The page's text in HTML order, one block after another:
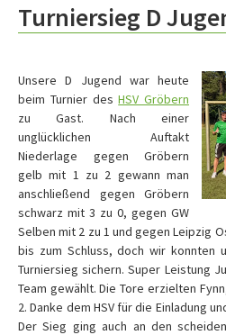
Turniersieg D
Unsere D Jugend war heute
beim Turnier desHSV Gröbern
zu Gast. Nach einer
unglücklichen Auftakt
Niederlage gegen Gröbern
gelb mit 1 zu 2 gewann man
anschließend gegen Gröbern
schwarz mit 3 zu 0, gegen GW
Selben mit 2 zu 1 und gegen Leipzig
bis zum Schluss, doch wir konnten
Turniersieg sichern. Super Leistung
Team gewählt. Die Tore erzielten
2. Danke dem HSV für die Einladung
Der Sieg ging auch an den